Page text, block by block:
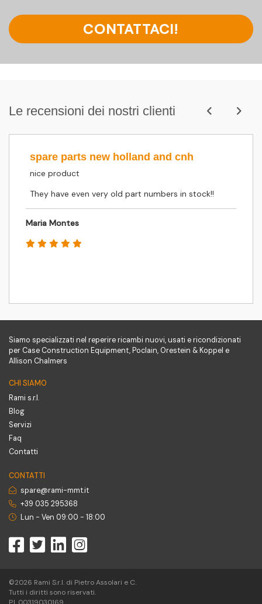
CONTATTACI!
Le recensioni dei nostri clienti
spare parts new holland and cnh
nice product
They have even very old part numbers in stock!!
Maria Montes
Siamo specializzati nel reperire ricambi nuovi, usati e ricondizionati
per Case Construction Equipment, Poclain, Orestein & Koppel e
Allison Chalmers
CHI SIAMO
Rami s.r.l.
Blog
Servizi
Faq
Contatti
CONTATTI
spare@rami-mmt.it
+39 035 295368
Lun - Ven 09:00 - 18:00
©2026 Rami S.r.l. di Pietro Assolari e C.
Tutti i diritti sono riservati.